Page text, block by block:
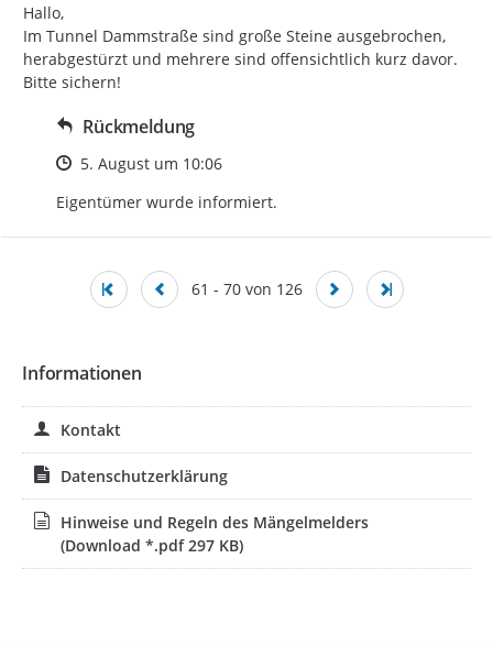
Hallo,
Im Tunnel Dammstraße sind große Steine ausgebrochen,
herabgestürzt und mehrere sind offensichtlich kurz davor.
Bitte sichern!
Rückmeldung
Zeitpunkt des Erstellens
5. August um 10:06
Eigentümer wurde informiert.
61 - 70 von 126
Informationen
Kontakt
Datenschutzerklärung
Hinweise und Regeln des Mängelmelders
(Download *.pdf 297 KB)